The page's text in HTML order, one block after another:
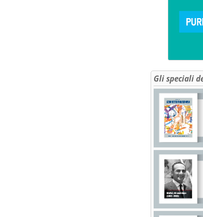
Gli speciali